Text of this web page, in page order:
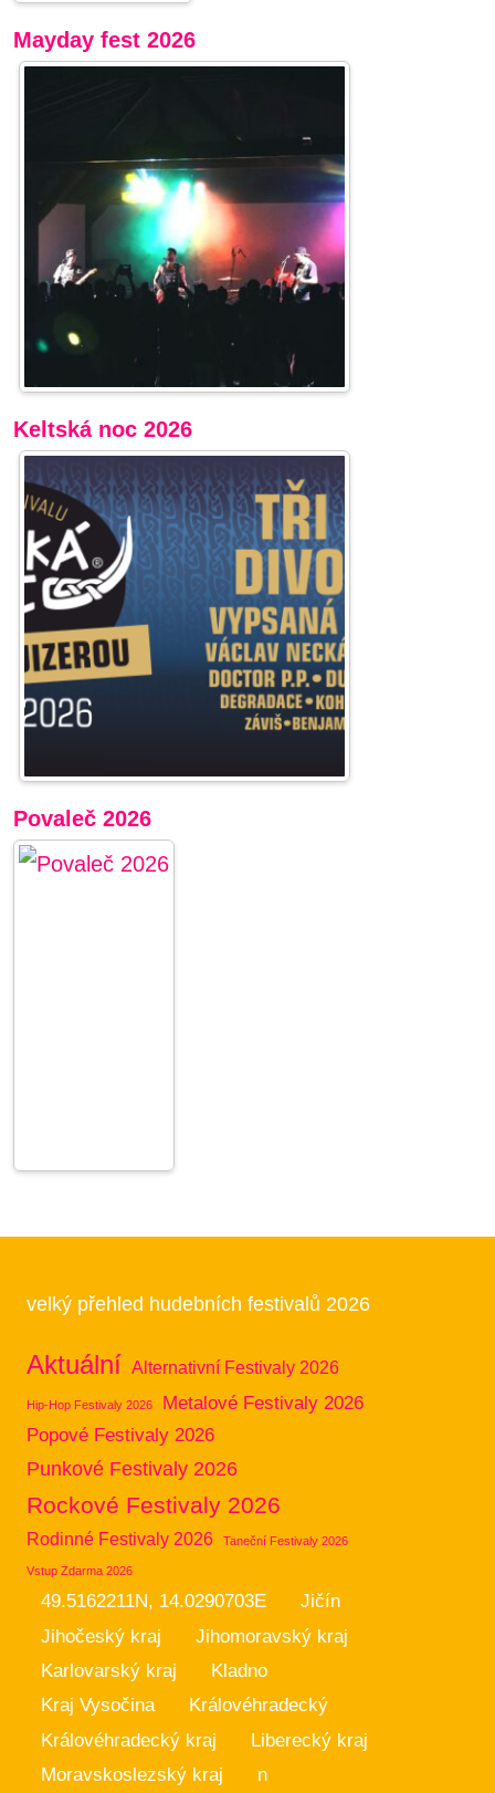
Mayday fest 2026
Keltská noc 2026
Povaleč 2026
velký přehled hudebních festivalů 2026
Aktuální Alternativní Festivaly 2026
Hip-Hop Festivaly 2026
Metalové Festivaly 2026
Popové Festivaly 2026
Punkové Festivaly 2026
Rockové Festivaly 2026
Rodinné Festivaly 2026 Taneční Festivaly 2026
Vstup Zdarma 2026
49.5162211N, 14.0290703E
Jičín
Jihočeský kraj
Jihomoravský kraj
Karlovarský kraj
Kladno
Kraj Vysočina
Královéhradecký
Královéhradecký kraj
Liberecký kraj
Moravskoslezský kraj
n